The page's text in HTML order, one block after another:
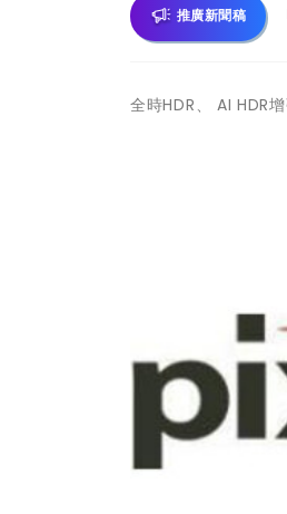
推廣新聞稿
全時HDR、 AI HDR